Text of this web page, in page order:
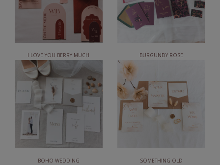
I LOVE YOU BERRY MUCH BURGUNDY ROSE
BOHO WEDDING SOMETHING OLD